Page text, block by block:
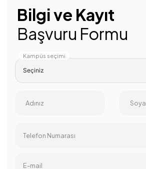
Bilgi ve Kayıt
Başvuru Formu
Kampüs seçimi
Adınız
Telefon Numarası
E-mail